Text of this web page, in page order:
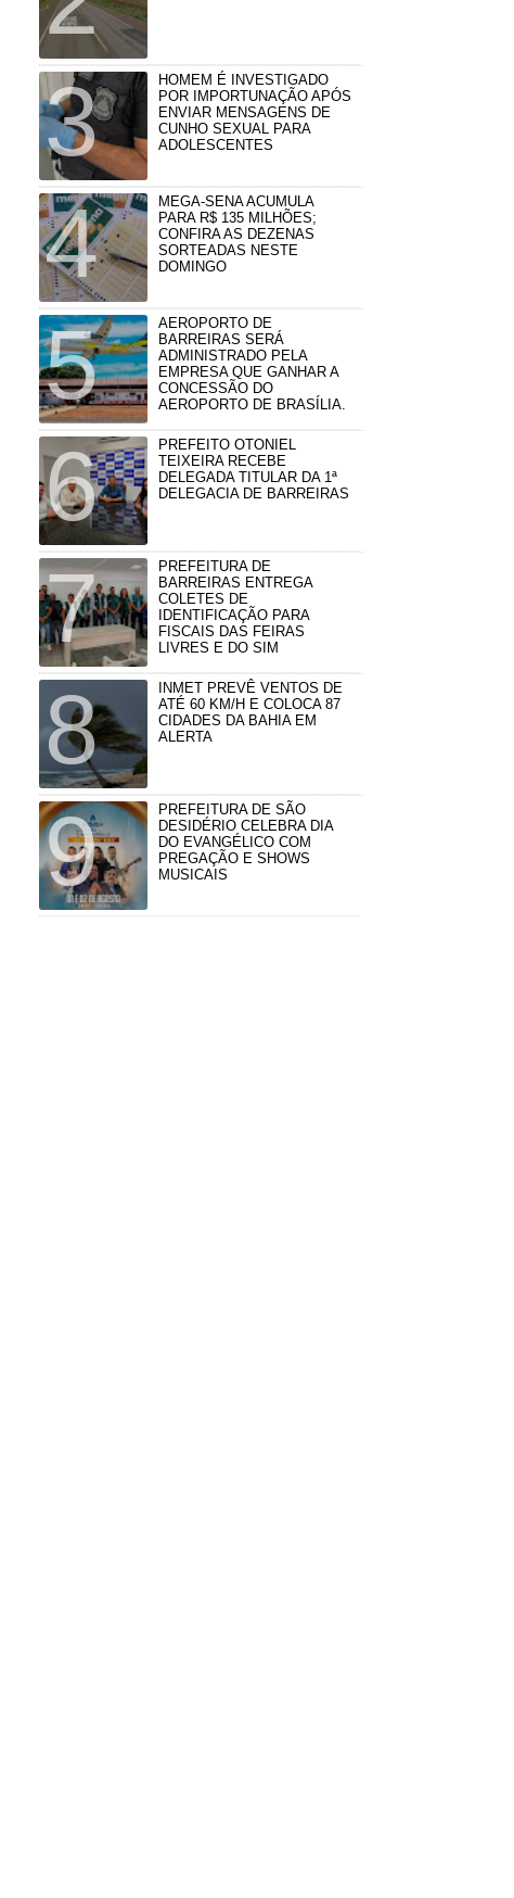
HOMEM É INVESTIGADO
POR IMPORTUNAÇÃO APÓS
ENVIAR MENSAGENS DE
CUNHO SEXUAL PARA
ADOLESCENTES
MEGA-SENA ACUMULA
PARA R$ 135 MILHÕES;
CONFIRA AS DEZENAS
SORTEADAS NESTE
DOMINGO
AEROPORTO DE
BARREIRAS SERÁ
ADMINISTRADO PELA
EMPRESA QUE GANHAR A
CONCESSÃO DO
AEROPORTO DE BRASÍLIA.
PREFEITO OTONIEL
TEIXEIRA RECEBE
DELEGADA TITULAR DA 1ª
DELEGACIA DE BARREIRAS
PREFEITURA DE
BARREIRAS ENTREGA
COLETES DE
IDENTIFICAÇÃO PARA
FISCAIS DAS FEIRAS
LIVRES E DO SIM
INMET PREVÊ VENTOS DE
ATÉ 60 KM/H E COLOCA 87
CIDADES DA BAHIA EM
ALERTA
PREFEITURA DE SÃO
DESIDÉRIO CELEBRA DIA
DO EVANGÉLICO COM
PREGAÇÃO E SHOWS
MUSICAIS